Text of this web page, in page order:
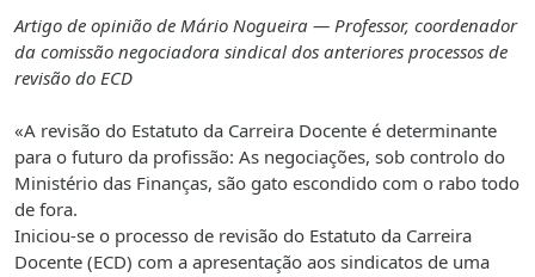
Artigo de opinião de Mário Nogueira — Professor, coordenador
da comissão negociadora sindical dos anteriores processos de
revisão do ECD
«A revisão do Estatuto da Carreira Docente é determinante
para o futuro da profissão: As negociações, sob controlo do
Ministério das Finanças, são gato escondido com o rabo todo
de fora.
Iniciou-se o processo de revisão do Estatuto da Carreira
Docente (ECD) com a apresentação aos sindicatos de uma